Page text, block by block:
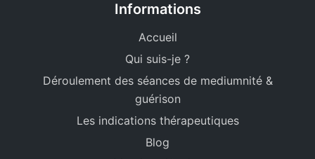
Informations
Accueil
Qui suis-je ?
Déroulement des séances de mediumnité &
guérison
Les indications thérapeutiques
Blog